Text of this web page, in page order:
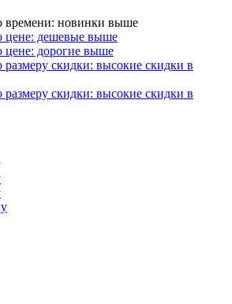
времени: новинки выше
цене: дешевые выше
цене: дорогие выше
размеру скидки: высокие скидки в
размеру скидки: высокие скидки в